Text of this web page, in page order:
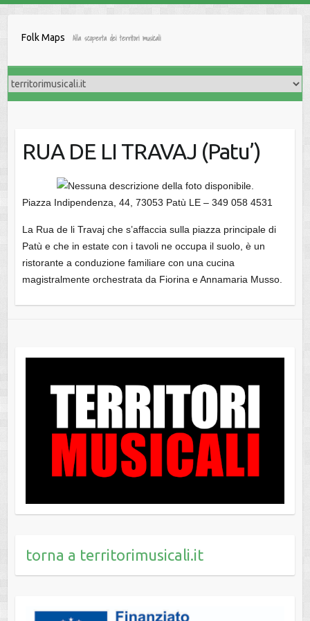
Folk Maps Alla scoperta dei territori musicali
RUA DE LI TRAVAJ (Patu’)
Piazza Indipendenza, 44, 73053 Patù LE – 349 058 4531
La Rua de li Travaj che s’affaccia sulla piazza principale di
Patù e che in estate con i tavoli ne occupa il suolo, è un
ristorante a conduzione familiare con una cucina
magistralmente orchestrata da Fiorina e Annamaria Musso.
torna a territorimusicali.it